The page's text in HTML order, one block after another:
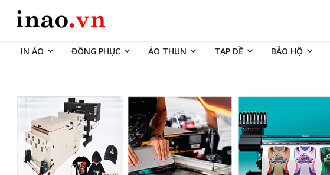
IN ÁO ĐỒNG PHỤC ÁO THUN TẠP DỀ BẢO HỘ